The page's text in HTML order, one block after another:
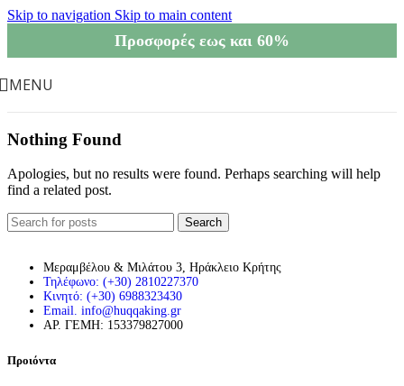
Skip to navigation Skip to main content
Προσφορές εως και 60%
MENU
Nothing Found
Apologies, but no results were found. Perhaps searching will help
find a related post.
Search
Μεραμβέλου & Μιλάτου 3, Ηράκλειο Κρήτης
Τηλέφωνο: (+30) 2810227370
Κινητό: (+30) 6988323430
Email. info@huqqaking.gr
ΑΡ. ΓΕΜΗ: 153379827000
Προιόντα